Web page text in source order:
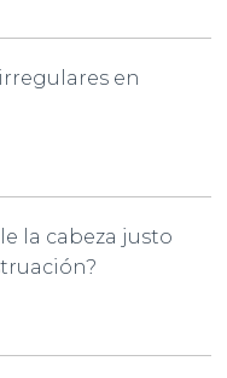
en
la cabeza justo